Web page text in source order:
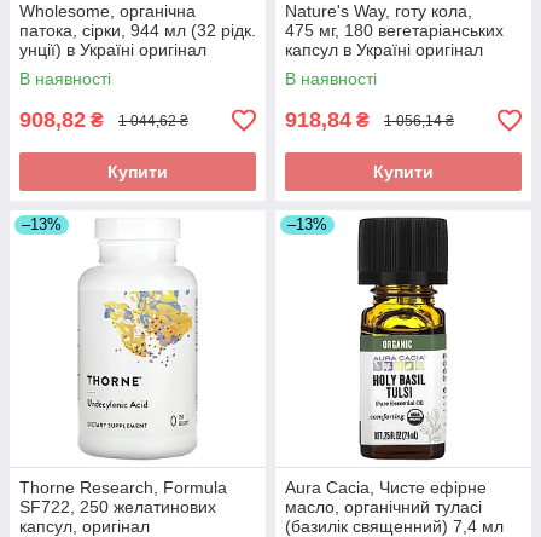
Wholesome, органічна
патока, сірки, 944 мл (32 рідк.
унції) в Україні оригінал
В наявності
908,82 ₴ 1 044,62 ₴
Купити
Nature's Way, готу кола,
475 мг, 180 вегетаріанських
капсул в Україні оригінал
В наявності
918,84 ₴ 1 056,14 ₴
Купити
–13%
Thorne Research, Formula
SF722, 250 желатинових
капсул, оригінал
–13%
Aura Cacia, Чисте ефірне
масло, органічний туласі
(базилік священний) 7,4 мл